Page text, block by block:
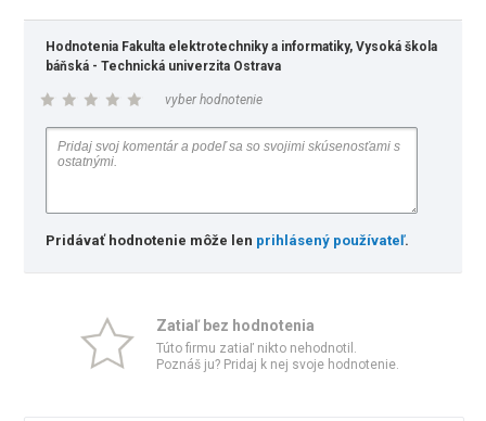
Hodnotenia Fakulta elektrotechniky a informatiky, Vysoká škola
báňská - Technická univerzita Ostrava
vyber hodnotenie
Pridávať hodnotenie môže len prihlásený používateľ.
Zatiaľ bez hodnotenia
Túto firmu zatiaľ nikto nehodnotil.
Poznáš ju? Pridaj k nej svoje hodnotenie.